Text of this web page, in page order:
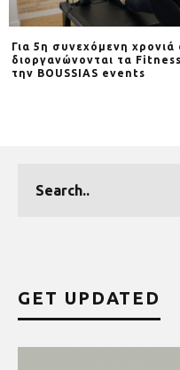
Η προπονητική
για τη νέα χρονιά ξεκινάει
GET UPDATED